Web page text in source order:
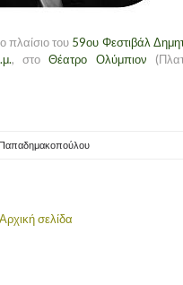
πλαίσιο του 59ου Φεστιβάλ
, στοΘέατρο Ολύμπιον
Παπαδημακοπούλου
Αρχική σελίδα